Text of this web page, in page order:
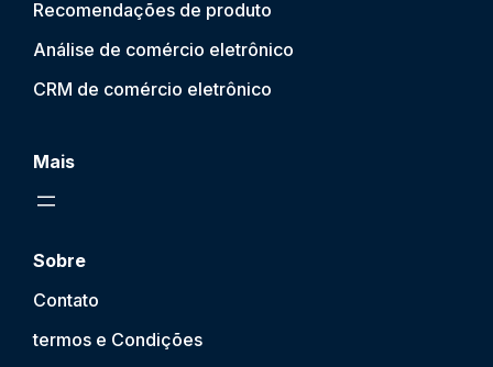
Recomendações de produto
Análise de comércio eletrônico
CRM de comércio eletrônico
Mais
Sobre
Contato
termos e Condições